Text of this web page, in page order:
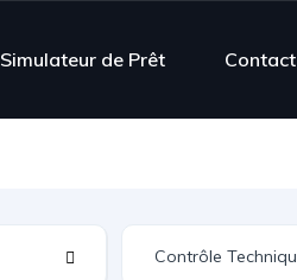
Simulateur de Prêt Contact